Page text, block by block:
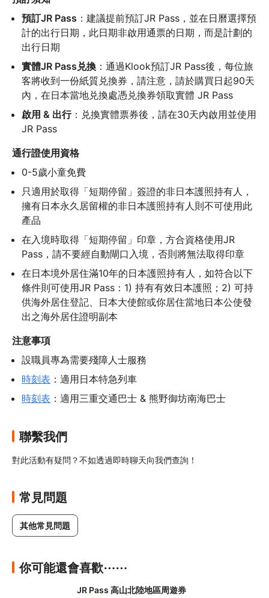
預訂JR Pass ：建議提前預訂JR Pass，並在日曆選擇預
計的出行日期，此日期非啟用通票的日期，而是計劃的
出行日期
實體JR Pass兑換 ：通過Klook預訂JR Pass後，每位旅
客將收到一份紙質兑換券，請注意，請於購買日起90天
內，在日本當地兑換處憑兑換券領取實體 JR Pass
啟用 & 出行：兑換實體票券後，請在30天內啟用並使用
JR Pass
通行證使用資格
0-5歲小童免費
只適用於取得「短期停留」簽證的非日本護照持有人，
擁有日本永久居留權的非日本護照持有人則不可使用此
產品
在入境時取得「短期停留」印章，方合資格使用JR
Pass，請不要經自動閘口入境，否則將無法取得印章
在日本境外居住滿10年的日本護照持有人，如符合以下
條件則可使用JR Pass：1) 持有有效日本護照；2) 可持
供海外居住登記、日本大使館或你居住當地日本公使發
出之海外居住證明副本
注意事項
設職員專為需要殘障人士服務
時刻表 ：適用日本特急列車
時刻表 ：適用三重交通巴士 & 熊野御坊南海巴士
聯繫我們
對此活動有疑問？不如透過即時聊天向我們查詢！
常見問題
其他常見問題
你可能還會喜歡⋯⋯
JR Pass 高山北陸地區周遊券